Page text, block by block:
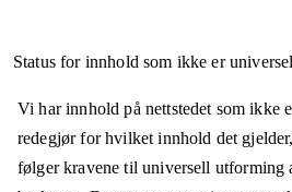
Status for innhold som ikke er
Vi har innhold på nettstedet som ikke
redegjør for hvilket innhold det
følger kravene til universell utforming